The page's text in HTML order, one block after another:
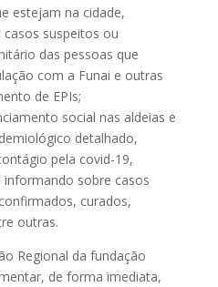
estejam na cidade,
suspeitos ou
das pessoas que
com a Funai e outras
de EPIs;
social nas aldeias e
detalhado,
pela covid-19,
sobre casos
curados,
outras.
Regional da fundação
de forma imediata,